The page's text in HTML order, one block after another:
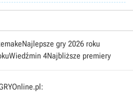
Najlepsze gry 2026 roku
Wiedźmin 4Najbliższe premiery